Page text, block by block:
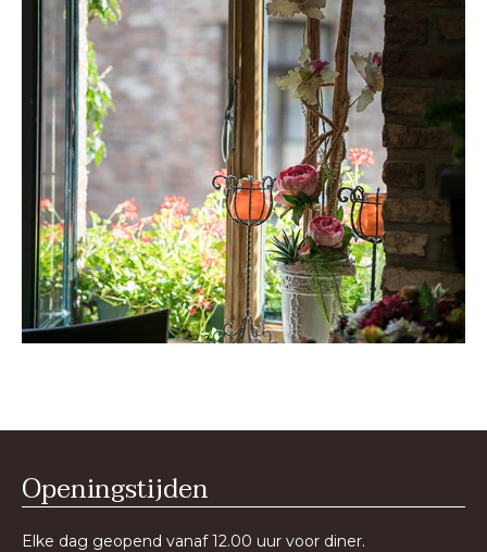
Openingstijden
Elke dag geopend vanaf 12.00 uur voor diner.